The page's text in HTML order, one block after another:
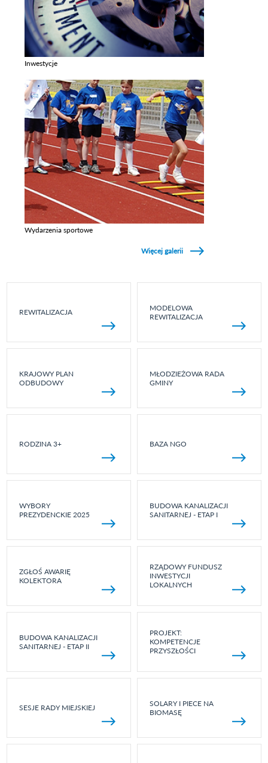
Inwestycje
Wydarzenia sportowe
Więcej galerii
REWITALIZACJA
MODELOWA
REWITALIZACJA
KRAJOWY PLAN
ODBUDOWY
MŁODZIEŻOWA RADA
GMINY
RODZINA 3+ BAZA NGO
WYBORY
PREZYDENCKIE 2025
BUDOWA KANALIZACJI
SANITARNEJ - ETAP I
ZGŁOŚ AWARIĘ
KOLEKTORA
RZĄDOWY FUNDUSZ
INWESTYCJI
LOKALNYCH
BUDOWA KANALIZACJI
SANITARNEJ - ETAP II
PROJEKT:
KOMPETENCJE
PRZYSZŁOŚCI
SESJE RADY MIEJSKIEJ
SOLARY I PIECE NA
BIOMASĘ